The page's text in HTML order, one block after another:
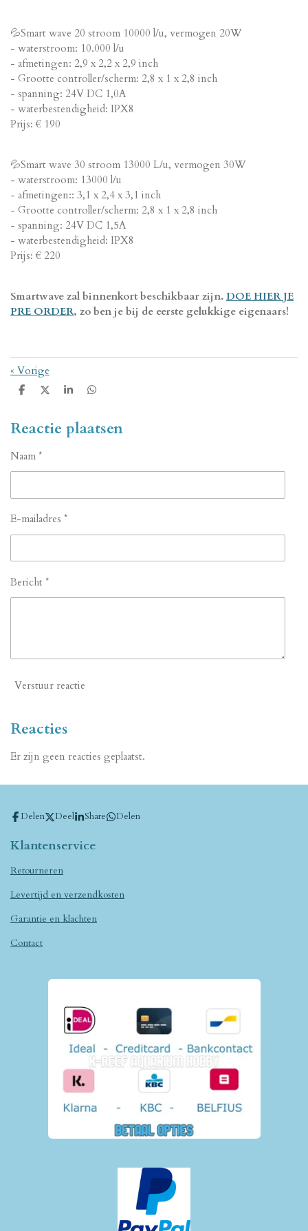
💦Smart wave 20 stroom 10000 l/u, vermogen 20W
- waterstroom: 10.000 l/u
- afmetingen: 2,9 x 2,2 x 2,9 inch
- Grootte controller/scherm: 2,8 x 1 x 2,8 inch
- spanning: 24V DC 1,0A
- waterbestendigheid: IPX8
Prijs: € 190
💦Smart wave 30 stroom 13000 L/u, vermogen 30W
- waterstroom: 13000 l/u
- afmetingen:: 3,1 x 2,4 x 3,1 inch
- Grootte controller/scherm: 2,8 x 1 x 2,8 inch
- spanning: 24V DC 1,5A
- waterbestendigheid: IPX8
Prijs: € 220
Smartwave zal binnenkort beschikbaar zijn. DOE HIER JE
PRE ORDER, zo ben je bij de eerste gelukkige eigenaars!
« Vorige
D
e
n
D
l
S
r
e
D
e
n
Reactie plaatsen
Naam *
E-mailadres *
Bericht *
Verstuur reactie
Reacties
Er zijn geen reacties geplaatst.
Delen Deel Share Delen
Klantenservice
Retourneren
Levertijd en verzendkosten
Garantie en klachten
Contact